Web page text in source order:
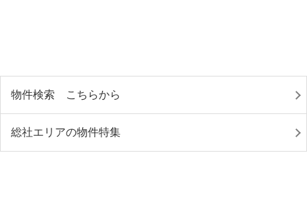
物件検索 こちらから
総社エリアの物件特集